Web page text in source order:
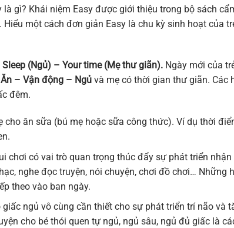
gì? Khái niệm Easy được giới thiệu trong bộ sách
một cách đơn giản Easy là chu kỳ sinh hoạt của
(Ngủ) – Your time (Mẹ thư giãn). Ngày mới của
Ăn – Vận động – Ngủ và mẹ có thời gian thư giãn. Các
đêm.
ăn sữa (bú mẹ hoặc sữa công thức). Ví dụ thời
chơi có vai trò quan trọng thúc đẩy sự phát triển nhận
nghe đọc truyện, nói chuyện, chơi đồ chơi… Những
theo vào ban ngày.
ngủ vô cùng cần thiết cho sự phát triển trí não và
cho bé thói quen tự ngủ, ngủ sâu, ngủ đủ giấc là